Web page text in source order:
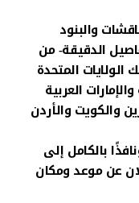
والبنود
الدقيقة- من
المتحدة
العربية
والكويت والأردن
بالكامل إلى
عن موعد ومكان